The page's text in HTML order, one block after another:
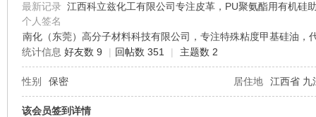
最新记录 江西科立兹化工有限公司专注皮革，PU聚氨酯用有机
个人签名
南化（东莞）高分子材料科技有限公司，专注特殊粘度甲基硅油
统计信息 好友数 9 | 回帖数 351 | 主题数 2
性别 保密 居住地 江西省 九
该会员签到详情